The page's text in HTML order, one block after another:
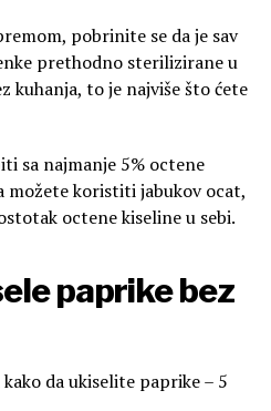
pobrinite se da je sav
prethodno sterilizirane u
kuhanja, to je najviše što ćete
sa najmanje 5% octene
možete koristiti jabukov ocat,
octene kiseline u sebi.
paprike bez
da ukiselite paprike – 5